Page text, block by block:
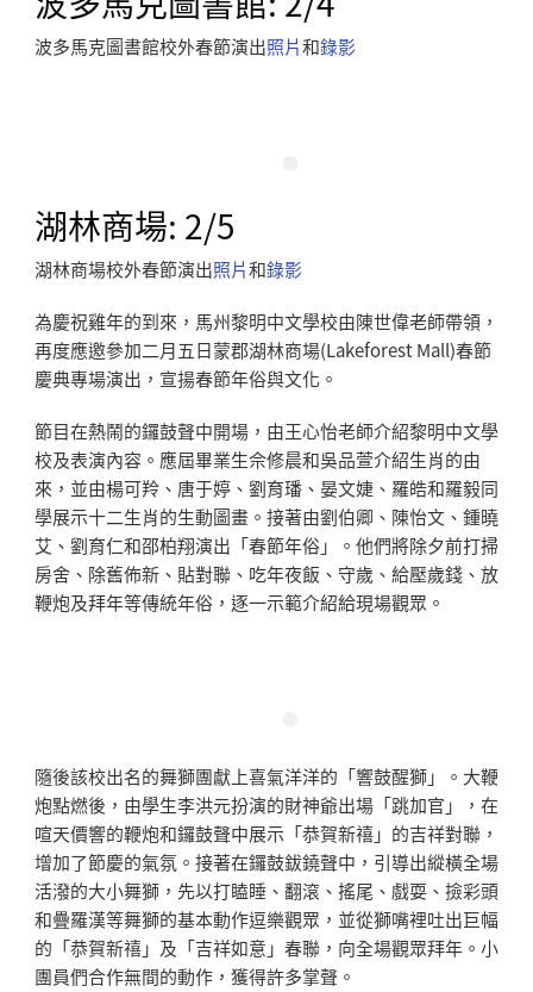
波多馬克圖書館校外春節演出照片和錄影
湖林商場: 2/5
湖林商場校外春節演出照片和錄影
為慶祝雞年的到來，馬州黎明中文學校由陳世偉老師帶領，
再度應邀參加二月五日蒙郡湖林商場(Lakeforest Mall)春節
慶典專場演出，宣揚春節年俗與文化。
節目在熱鬧的鑼鼓聲中開場，由王心怡老師介紹黎明中文學
校及表演內容。應屆畢業生佘修晨和吳品萱介紹生肖的由
來，並由楊可羚、唐于婷、劉育璠、晏文婕、羅皓和羅毅同
學展示十二生肖的生動圖畫。接著由劉伯卿、陳怡文、鍾曉
艾、劉育仁和邵柏翔演出「春節年俗」。他們將除夕前打掃
房舍、除舊佈新、貼對聯、吃年夜飯、守歲、給壓歲錢、放
鞭炮及拜年等傳統年俗，逐一示範介紹給現場觀眾。
隨後該校出名的舞獅團獻上喜氣洋洋的「響鼓醒獅」。大鞭
炮點燃後，由學生李洪元扮演的財神爺出場「跳加官」，在
喧天價響的鞭炮和鑼鼓聲中展示「恭賀新禧」的吉祥對聯，
增加了節慶的氣氛。接著在鑼鼓鈸鐃聲中，引導出縱橫全場
活潑的大小舞獅，先以打瞌睡、翻滾、搖尾、戲耍、撿彩頭
和疊羅漢等舞獅的基本動作逗樂觀眾，並從獅嘴裡吐出巨幅
的「恭賀新禧」及「吉祥如意」春聯，向全場觀眾拜年。小
團員們合作無間的動作，獲得許多掌聲。